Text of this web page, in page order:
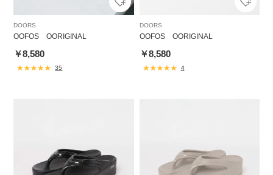
DOORS
OOFOS OORIGINAL
￥8,580
35
DOORS
OOFOS OORIGINAL
￥8,580
4